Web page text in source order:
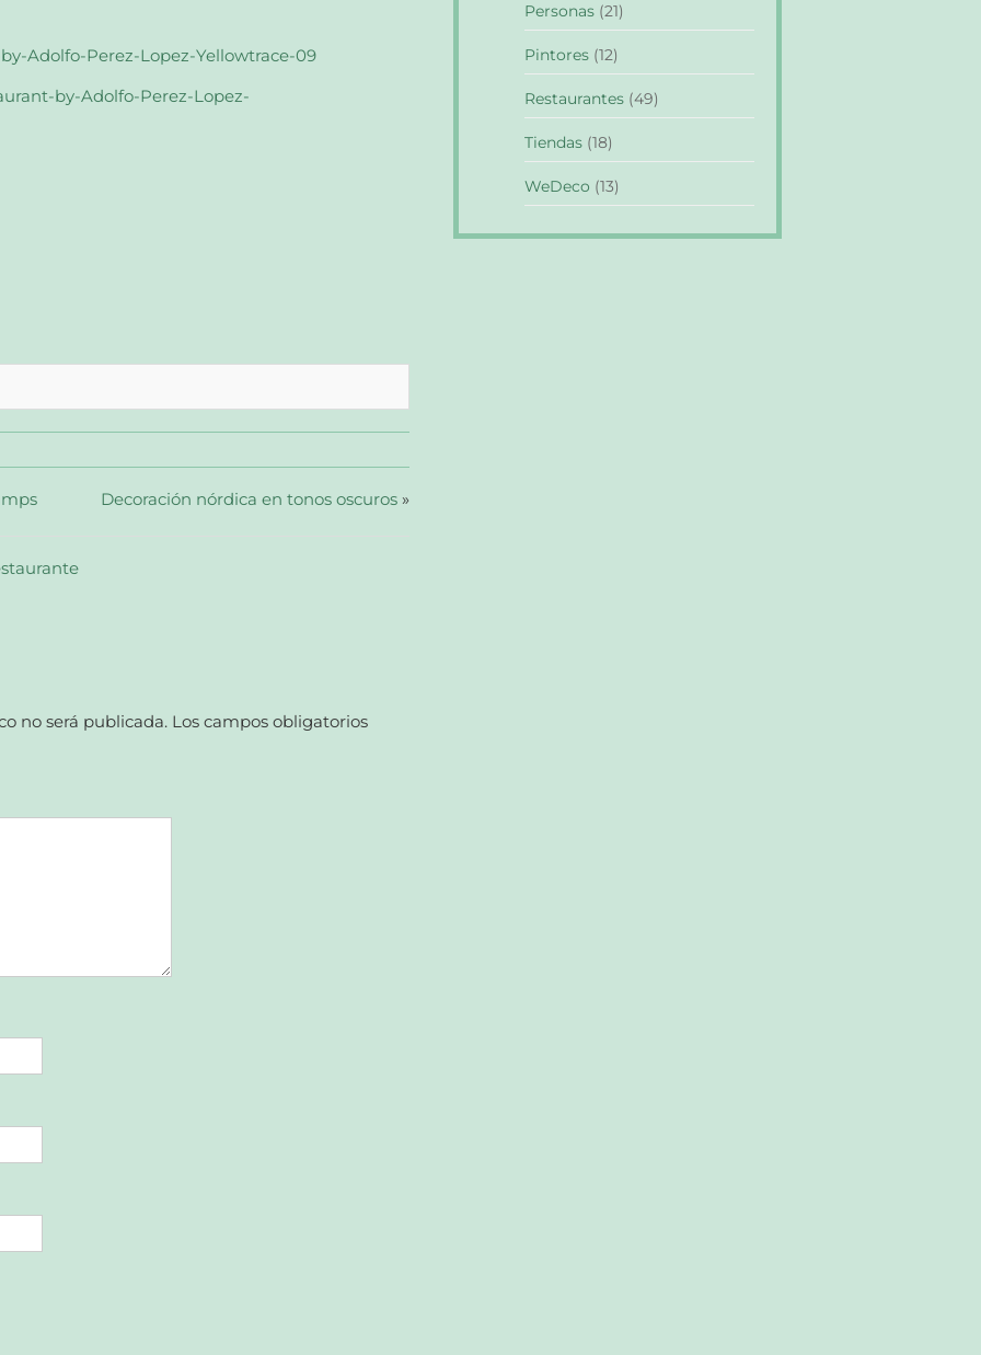
Decoración nórdica en tonos oscuros »
no será publicada. Los campos obligatorios
Personas (21)
Pintores (12)
Restaurantes (49)
Tiendas (18)
WeDeco (13)